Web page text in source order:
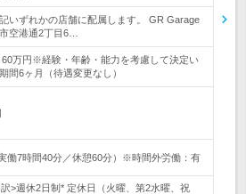
いずれかの店舗に配属します。 GR Garage
空港通2丁目6…
60万円※経験・年齢・能力を考慮して決定い
間6ヶ月（待遇変更なし）
働7時間40分／休憩60分）※時間外労働：有
>週休2日制* 定休日（火曜、第2水曜、祝